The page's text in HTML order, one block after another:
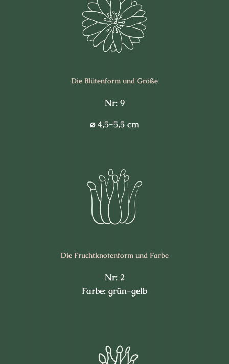
Die Blüten­form und Größe
Nr: 9
⌀4,5-5,5 cm
Die Frucht­knotenform und Farbe
Nr: 2
Farbe: grün-gelb